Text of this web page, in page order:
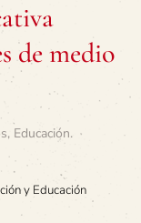
de medio
, Educación.
y Educación